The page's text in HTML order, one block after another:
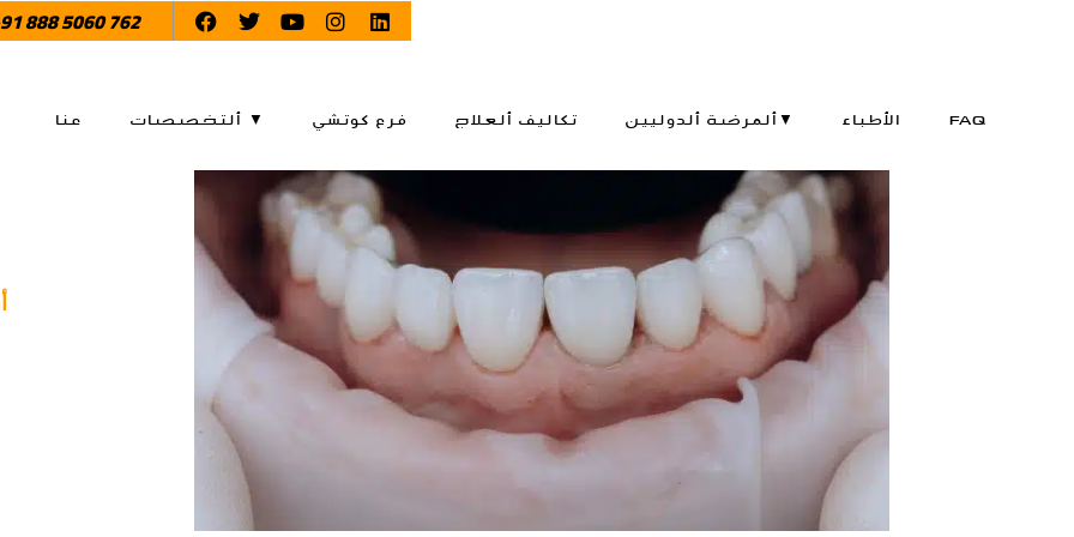
888 5060 762
عنا ألتخصصات ▼ فرع كوتشي تكاليف ألعلاج ألمرضة ألدوليين▼ الأطباء FAQ